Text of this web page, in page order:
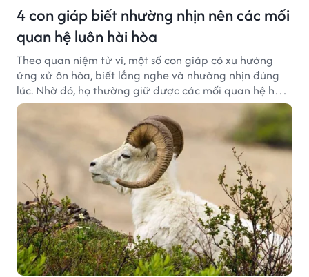
4 con giáp biết nhường nhịn nên các mối
quan hệ luôn hài hòa
Theo quan niệm tử vi, một số con giáp có xu hướng
ứng xử ôn hòa, biết lắng nghe và nhường nhịn đúng
lúc. Nhờ đó, họ thường giữ được các mối quan hệ hài
hòa và nhận được sự yêu mến từ những người xung